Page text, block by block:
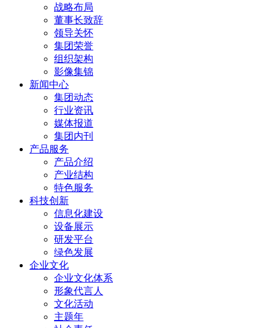
战略布局
董事长致辞
领导关怀
集团荣誉
组织架构
影像集锦
新闻中心
集团动态
行业资讯
媒体报道
集团内刊
产品服务
产品介绍
产业结构
特色服务
科技创新
信息化建设
设备展示
研发平台
绿色发展
企业文化
企业文化体系
形象代言人
文化活动
主题年